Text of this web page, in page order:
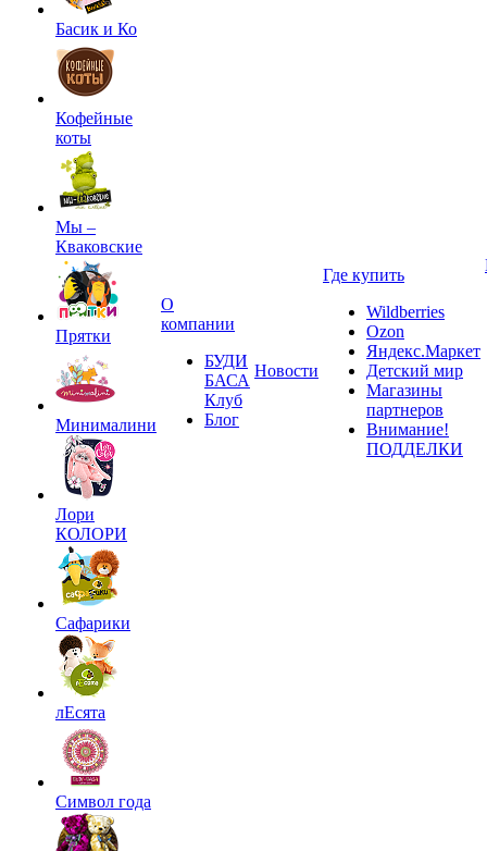
Басик и Ко
Кофейные
коты
Мы –
Кваковские
Прятки
Минималини
Лори
КОЛОРИ
Сафарики
лЕсята
Символ года
О
компании
БУДИ
БАСА
Клуб
Блог
Новости
Где купить
Wildberries
Ozon
Яндекс.Маркет
Детский мир
Магазины
партнеров
Внимание!
ПОДДЕЛКИ